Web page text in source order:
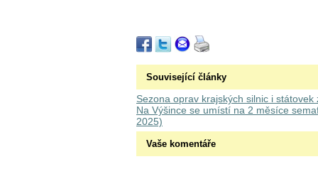
Související články
Sezona oprav krajských silnic i
Na Výšince se umístí na 2 měsíce
2025)
Vaše komentáře